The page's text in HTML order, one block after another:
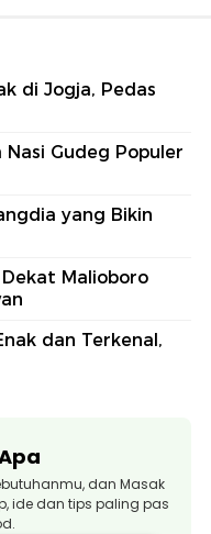
di Jogja, Pedas
Gudeg Populer
yang Bikin
Malioboro
dan Terkenal,
dan Masak
ide dan tips paling pas